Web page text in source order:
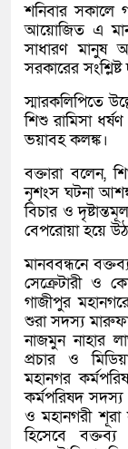
শনিবার সকালে
আয়োজিত এ
সাধারণ মানুষ
সরকারের
স্মারকলিপিতে
শিশু রামিসা
ভয়াবহ কলঙ্ক।
বক্তারা বলেন,
নৃশংস ঘটনা
বিচার ও
বেপরোয়া হয়ে
মানববন্ধনে
সেক্রেটারী ও
গাজীপুর
শুরা সদস্য
নাজমুন নাহার
প্রচার ও
মহানগর
কর্মপরিষদ সদস্য
ও মহানগরী শূরা
হিসেবে